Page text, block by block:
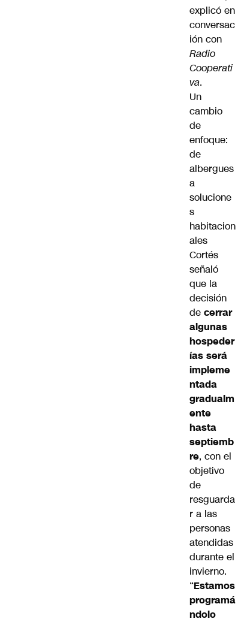
explicó en
conversac
ión con
Radio
Cooperati
va.
Un
cambio
de
enfoque:
de
albergues
a
solucione
s
habitacion
ales
Cortés
señaló
que la
decisión
de cerrar
algunas
hospeder
ías será
impleme
ntada
gradualm
ente
hasta
septiemb
re, con el
objetivo
de
resguarda
r a las
personas
atendidas
durante el
invierno.
“Estamos
programá
ndolo